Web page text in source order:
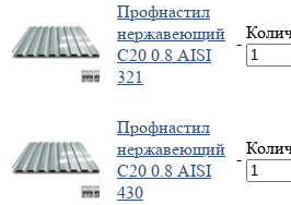
Профнастил
нержавеющий
С20 0.8 AISI
321
-
Профнастил
нержавеющий
С20 0.8 AISI
430
-